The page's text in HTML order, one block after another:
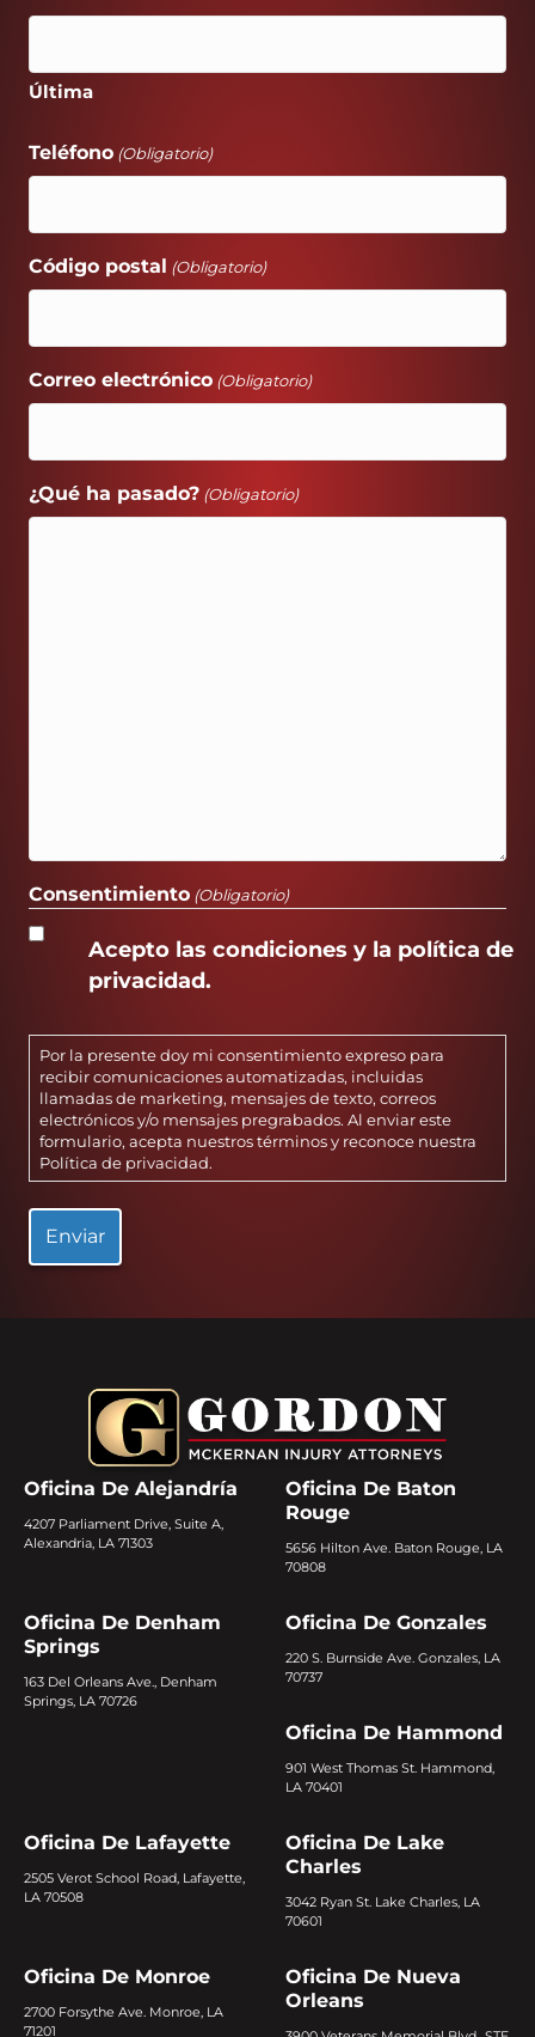
Última
Teléfono (Obligatorio)
Código postal (Obligatorio)
Correo electrónico (Obligatorio)
¿Qué ha pasado? (Obligatorio)
Consentimiento (Obligatorio)
Acepto las condiciones y la política de
privacidad.
Por la presente doy mi consentimiento expreso para
recibir comunicaciones automatizadas, incluidas
llamadas de marketing, mensajes de texto, correos
electrónicos y/o mensajes pregrabados. Al enviar este
formulario, acepta nuestros términos y reconoce nuestra
Política de privacidad.
Oficina De Alejandría
4207 Parliament Drive, Suite A,
Alexandria, LA 71303
Oficina De Baton
Rouge
5656 Hilton Ave. Baton Rouge, LA
70808
Oficina De Denham
Springs
163 Del Orleans Ave., Denham
Springs, LA 70726
Oficina De Gonzales
220 S. Burnside Ave. Gonzales, LA
70737
Oficina De Hammond
901 West Thomas St. Hammond,
LA 70401
Oficina De Lafayette
2505 Verot School Road, Lafayette,
LA 70508
Oficina De Lake
Charles
3042 Ryan St. Lake Charles, LA
70601
Oficina De Monroe
2700 Forsythe Ave. Monroe, LA
71201
Oficina De Nueva
Orleans